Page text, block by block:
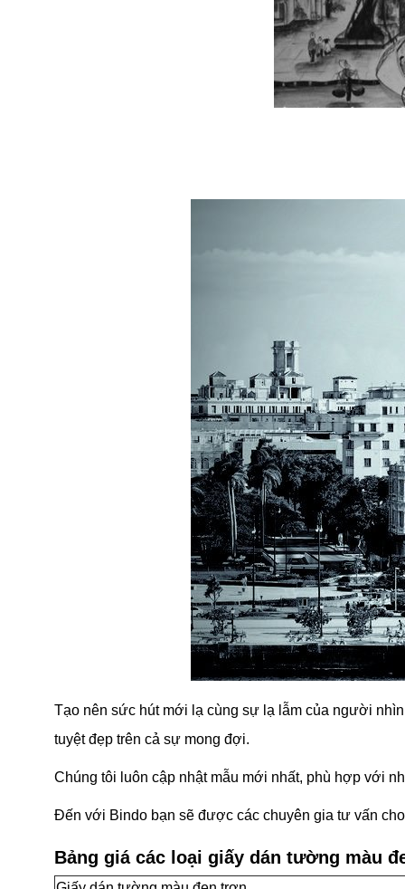
Tạo nên sức hút mới lạ cùng sự lạ lẫm của người
tuyệt đẹp trên cả sự mong đợi.
Chúng tôi luôn cập nhật mẫu mới nhất, phù hợp với
Đến với Bindo bạn sẽ được các chuyên gia tư vấn
Bảng giá các loại giấy dán tường màu